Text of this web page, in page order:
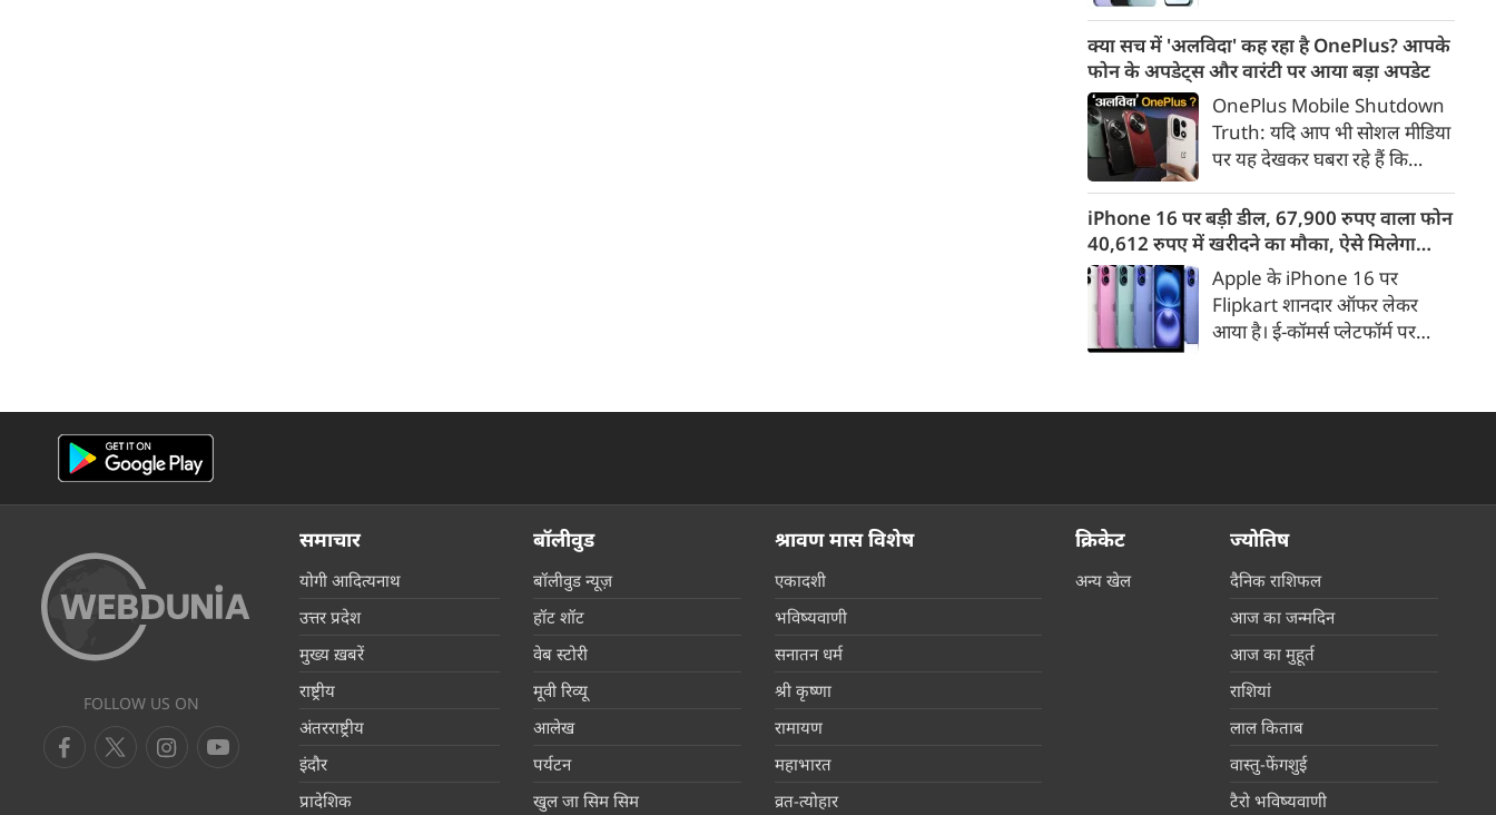
डिस्प्ले, 8,000mAh की बड़ी बैटरी
और Qualcomm Snapdragon
चिपसेट के साथ पेश किया है। फोन में
50MP का मेन कैमरा दिया गया है।
इसके अलावा Redmi Note 17 में
Corning Gorilla Glass 7i
प्रोटेक्शन, IP65 रेटिंग और मजबूत
चेसिस जैसे फीचर्स मिलते हैं।
क्या सच में 'अलविदा' कह रहा है OnePlus? आपके
फोन के अपडेट्स और वारंटी पर आया बड़ा अपडेट
OnePlus Mobile Shutdown
Truth: यदि आप भी सोशल मीडिया
पर यह देखकर घबरा रहे हैं कि
तो थोड़ा ठहरिए! टेक वर्ल्ड में किसी
समय 'फ्लैगशिप किलर' के नाम से
मशहूर इस ब्रांड को लेकर इंटरनेट पर
लगातार कयासबाजी का दौर जारी है।
iPhone 16 पर बड़ी डील, 67,900 रुपए वाला फोन
40,612 रुपए में खरीदने का मौका, ऐसे मिलेगा
डिस्काउंट
Apple के iPhone 16 पर
Flipkart शानदार ऑफर लेकर
आया है। ई-कॉमर्स प्लेटफॉर्म पर
67,900 रुपए हो गई है। वहीं, अगर
सकता है।
FOLLOW US ON
समाचार
योगी आदित्यनाथ
उत्तर प्रदेश
मुख्य ख़बरें
राष्ट्रीय
अंतरराष्ट्रीय
इंदौर
प्रादेशिक
बॉलीवुड
बॉलीवुड न्यूज़
हॉट शॉट
वेब स्टोरी
मूवी रिव्यू
आलेख
पर्यटन
खुल जा सिम सिम
श्रावण मास विशेष
एकादशी
भविष्यवाणी
सनातन धर्म
श्री कृष्णा
रामायण
महाभारत
व्रत-त्योहार
क्रिकेट
अन्य खेल
ज्योतिष
दैनिक राशिफल
आज का जन्मदिन
आज का मुहूर्त
राशियां
लाल किताब
वास्तु-फेंगशुई
टैरो भविष्यवाणी